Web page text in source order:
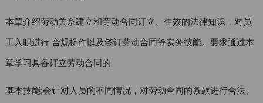
本章介绍劳动关系建立和劳动合同订立、生效的法律知识，对员
工入职进行 合规操作以及签订劳动合同等实务技能。要求通过本
章学习具备订立劳动合同的
基本技能;会针对人员的不同情况，对劳动合同的条款进行合法、